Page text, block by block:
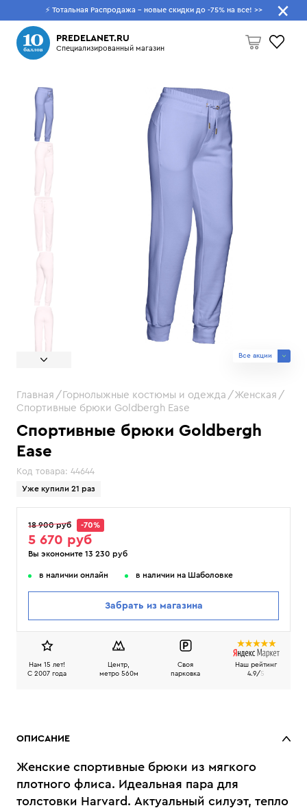
⚡ Тотальная Распродажа - новые скидки до -75% на все! >>
PREDELANET.RU
Специализированный магазин
Пусто
Что будем искать?
Спортивные брюки Goldbergh
Ease
Код товара: 44644
Уже купили 21 раз
Все акции
Главная Горнолыжные костюмы и одежда
Женская
Спортивные брюки Goldbergh Ease
18 900 руб -70%
5 670 руб
Вы экономите 13 230 руб
в наличии онлайн в наличии на Шаболовке
Забрать из магазина
Нам 15 лет!
C 2007 года
Центр,
метро 560м
Своя
парковка
Наш рейтинг
4.9/5
ОПИСАНИЕ
Женские спортивные брюки из мягкого
плотного флиса. Идеальная пара для
толстовки Harvard. Актуальный силуэт, тепло